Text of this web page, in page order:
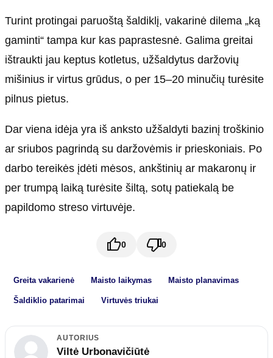
Turint protingai paruoštą šaldiklį, vakarinė dilema „ką
gaminti“ tampa kur kas paprastesnė. Galima greitai
ištraukti jau keptus kotletus, užšaldytus daržovių
mišinius ir virtus grūdus, o per 15–20 minučių turėsite
pilnus pietus.
Dar viena idėja yra iš anksto užšaldyti bazinį troškinio
ar sriubos pagrindą su daržovėmis ir prieskoniais. Po
darbo tereikės įdėti mėsos, ankštinių ar makaronų ir
per trumpą laiką turėsite šiltą, sotų patiekalą be
papildomo streso virtuvėje.
0 0
Greita vakarienė Maisto laikymas Maisto planavimas
Šaldiklio patarimai Virtuvės triukai
AUTORIUS
Viltė Urbonavičiūtė